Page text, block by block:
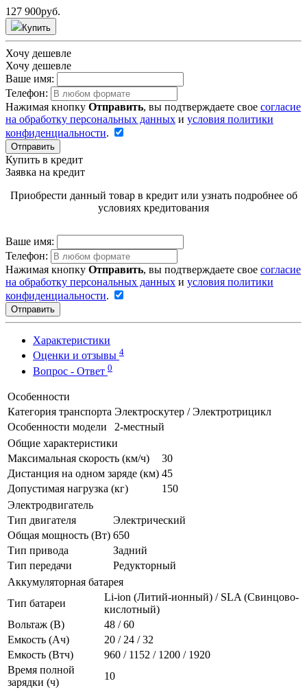
127 900руб.
Купить
Хочу дешевле
Хочу дешевле
Ваше имя:
Телефон:
Нажимая кнопку Отправить, вы подтверждаете свое согласие
на обработку персональных данных и условия политики
конфиденциальности.
Отправить
Купить в кредит
Заявка на кредит
Приобрести данный товар в кредит или узнать подробнее об
условиях кредитования
Ваше имя:
Телефон:
Нажимая кнопку Отправить, вы подтверждаете свое согласие
на обработку персональных данных и условия политики
конфиденциальности.
Отправить
Характеристики
Оценки и отзывы 4
Вопрос - Ответ 0
Особенности
Категория транспорта Электроскутер / Электротрицикл
Особенности модели
2-местный
Общие характеристики
Максимальная скорость (км/ч)
30
Дистанция на одном заряде (км) 45
Допустимая нагрузка (кг)
150
Электродвигатель
Тип двигателя
Электрический
Общая мощность (Вт) 650
Тип привода
Задний
Тип передачи
Редукторный
Аккумуляторная батарея
Тип батареи
Li-ion (Литий-ионный) / SLA (Свинцово-
кислотный)
Вольтаж (В)
48 / 60
Емкость (Ач)
20 / 24 / 32
Емкость (Втч)
960 / 1152 / 1200 / 1920
Время полной
зарядки (ч)
10